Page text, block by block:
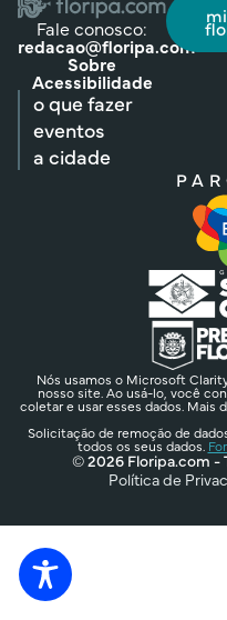
Fale conosco:
redacao@floripa.com
Sobre
Acessibilidade
o que fazer
eventos
a cidade
Nós usamos o Microsoft
nosso site. Ao usá-lo, você
coletar e usar esses dados. Mais
Solicitação de remoção de
todos os seus dados.
© 2026 Floripa.com -
Política de